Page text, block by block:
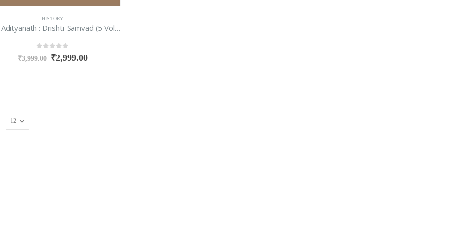
HISTORY
Yogi Adityanath : Drishti-Samvad (5 Volume Set)
out of 5
₹3,999.00 ₹2,999.00